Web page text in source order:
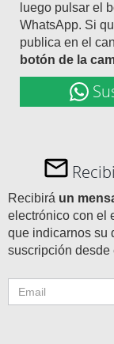
luego pulsar el
WhatsApp. Si
publica en el
botón de la
Recibirá un
electrónico con el
que indicarnos su
suscripción desde